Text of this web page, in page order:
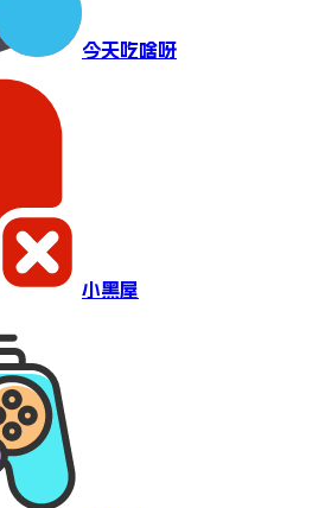
今天吃啥呀
小黑屋